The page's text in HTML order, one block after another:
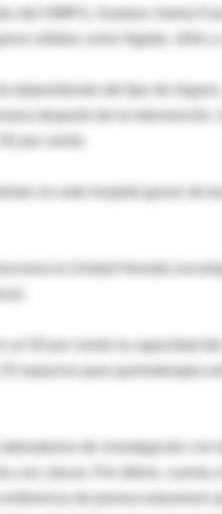
sólidos como hígado, riñón y
dependiendo del tipo de
después de la
en este hospital gozan de
la Unidad Hemato-
un 50 por ciento la capacidad
espacios para quimioterapia
de investigación